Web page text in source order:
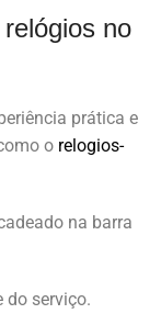
no
prática e
o relogios-
na barra
do serviço.